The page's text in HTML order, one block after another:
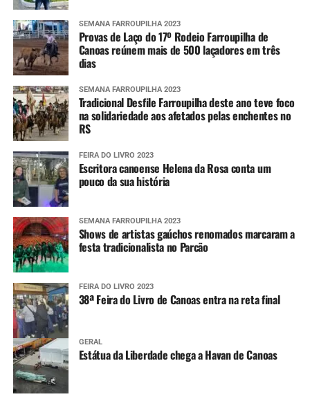
SEMANA FARROUPILHA 2023
Provas de Laço do 17º Rodeio Farroupilha de
Canoas reúnem mais de 500 laçadores em três
dias
SEMANA FARROUPILHA 2023
Tradicional Desfile Farroupilha deste ano teve foco
na solidariedade aos afetados pelas enchentes no
RS
FEIRA DO LIVRO 2023
Escritora canoense Helena da Rosa conta um
pouco da sua história
SEMANA FARROUPILHA 2023
Shows de artistas gaúchos renomados marcaram a
festa tradicionalista no Parcão
FEIRA DO LIVRO 2023
38ª Feira do Livro de Canoas entra na reta final
GERAL
Estátua da Liberdade chega a Havan de Canoas